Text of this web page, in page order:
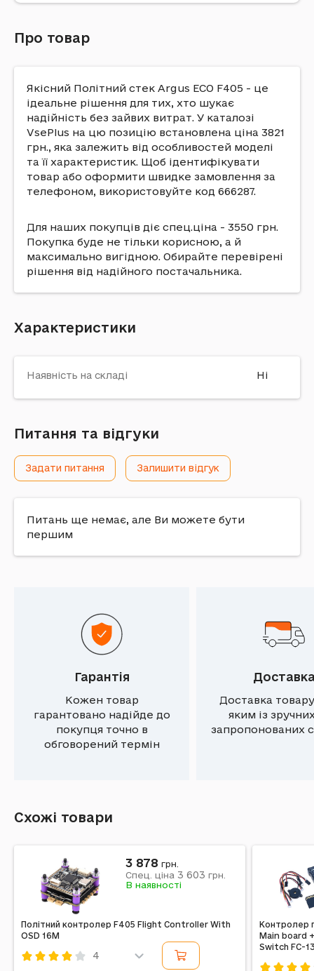
Про товар
Якісний Політний стек Argus ECO F405 - це
ідеальне рішення для тих, хто шукає
надійність без зайвих витрат. У каталозі
VsePlus на цю позицію встановлена ціна 3821
грн., яка залежить від особливостей моделі
та її характеристик. Щоб ідентифікувати
товар або оформити швидке замовлення за
телефоном, використовуйте код 666287.
Для наших покупців діє спец.ціна - 3550 грн.
Покупка буде не тільки корисною, а й
максимально вигідною. Обирайте перевірені
рішення від надійного постачальника.
Характеристики
Наявність на складі Ні
Питання та відгуки
Задати питання Залишити відгук
Питань ще немає, але Ви можете бути
першим
Гарантія
Кожен товар
гарантовано надійде до
покупця точно в
обговорений термін
Доставка
яким із
запропонованих
Схожі товари
Політний контролер F405 Flight Controller With
OSD 16M
4
3 878 грн.
Спец. ціна 3 603 грн.
В наявності
Контролер
Main board
Switch FC-